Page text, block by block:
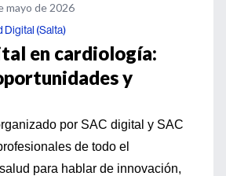
mayo de 2026
Digital (Salta)
en cardiología:
y
por SAC digital y SAC
de todo el
para hablar de innovación,